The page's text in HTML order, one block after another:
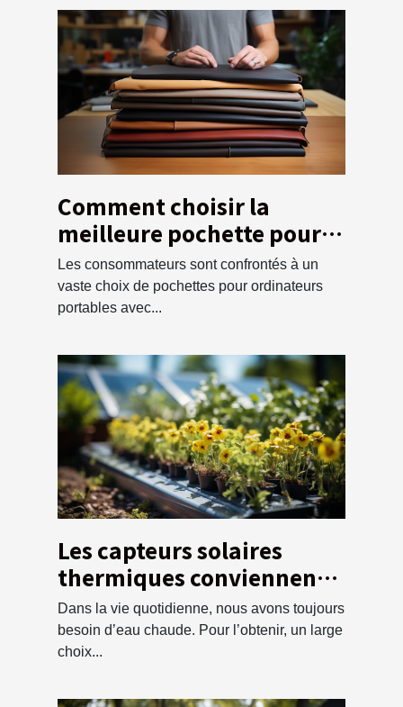
Comment choisir la
meilleure pochette pour
votre ordinateur ?
Les consommateurs sont confrontés à un
vaste choix de pochettes pour ordinateurs
portables avec...
Les capteurs solaires
thermiques conviennent à
vos besoins ?
Dans la vie quotidienne, nous avons toujours
besoin d’eau chaude. Pour l’obtenir, un large
choix...